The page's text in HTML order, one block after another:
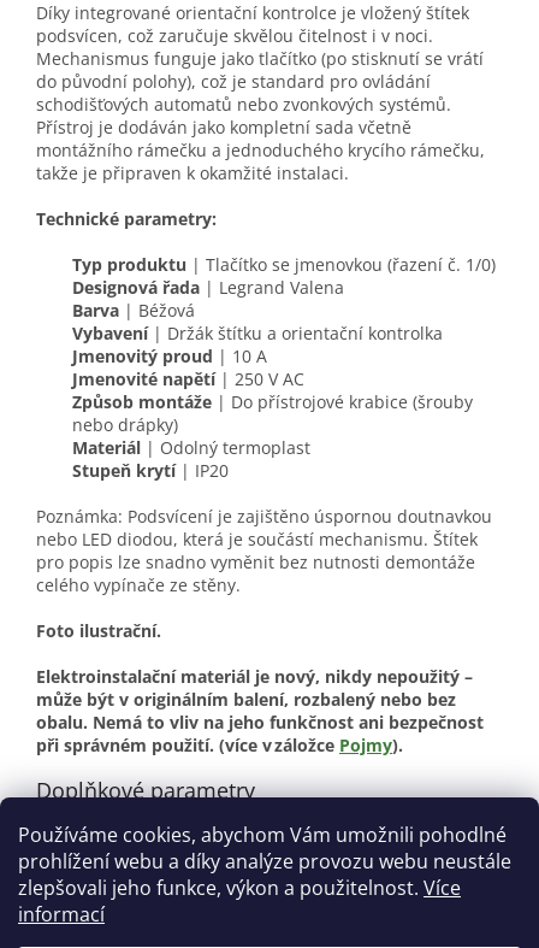
Používáme cookies, abychom Vám umožnili pohodlné
prohlížení webu a díky analýze provozu webu neustále
zlepšovali jeho funkce, výkon a použitelnost. Více
informací
Díky integrované orientační kontrolce je vložený štítek
podsvícen, což zaručuje skvělou čitelnost i v noci.
Mechanismus funguje jako tlačítko (po stisknutí se vrátí
do původní polohy), což je standard pro ovládání
schodišťových automatů nebo zvonkových systémů.
Přístroj je dodáván jako kompletní sada včetně
montážního rámečku a jednoduchého krycího rámečku,
takže je připraven k okamžité instalaci.
Technické parametry:
Typ produktu | Tlačítko se jmenovkou (řazení č. 1/0)
Designová řada | Legrand Valena
Barva | Béžová
Vybavení| Držák štítku a orientační kontrolka
Jmenovitý proud | 10 A
Jmenovité napětí| 250 V AC
Způsob montáže | Do přístrojové krabice (šrouby
nebo drápky)
Materiál | Odolný termoplast
Stupeň krytí| IP20
Poznámka: Podsvícení je zajištěno úspornou doutnavkou
nebo LED diodou, která je součástí mechanismu. Štítek
pro popis lze snadno vyměnit bez nutnosti demontáže
celého vypínače ze stěny.
Foto ilustrační.
Elektroinstalační materiál je nový, nikdy nepoužitý –
může být v originálním balení, rozbalený nebo bez
obalu. Nemá to vliv na jeho funkčnost ani bezpečnost
při správném použití. (více v záložce Pojmy).
Doplňkové parametry
Kategorie: Elektroinstalační materiál
Stav: Nové